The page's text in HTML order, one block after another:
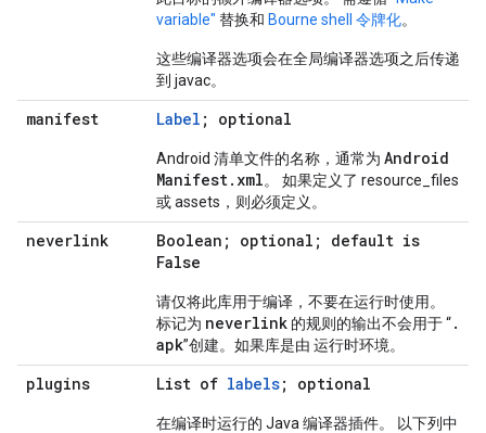
variable" 替换和 Bourne shell 令牌化。
这些编译器选项会在全局编译器选项之后传递
到 javac。
manifest Label ; optional
Android 清单文件的名称，通常为 Android
Manifest. xml。 如果定义了 resource_files
或 assets，则必须定义。
neverlink
Boolean; optional; default is
False
请仅将此库用于编译，不要在运行时使用。
标记为 neverlink 的规则的输出不会用于 “.
apk”创建。如果库是由 运行时环境。
plugins List of labels; optional
在编译时运行的 Java 编译器插件。 以下列中